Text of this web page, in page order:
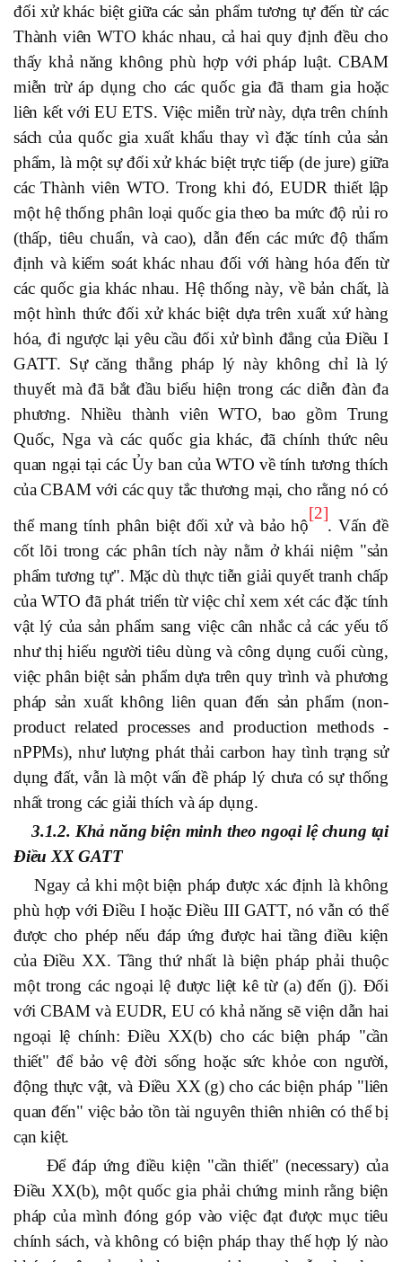
đối xử khác biệt giữa các sản phẩm tương tự đến từ các
Thành viên WTO khác nhau, cả hai quy định đều cho
thấy khả năng không phù hợp với pháp luật. CBAM
miễn trừ áp dụng cho các quốc gia đã tham gia hoặc
liên kết với EU ETS. Việc miễn trừ này, dựa trên chính
sách của quốc gia xuất khẩu thay vì đặc tính của sản
phẩm, là một sự đối xử khác biệt trực tiếp (de jure) giữa
các Thành viên WTO. Trong khi đó, EUDR thiết lập
một hệ thống phân loại quốc gia theo ba mức độ rủi ro
(thấp, tiêu chuẩn, và cao), dẫn đến các mức độ thẩm
định và kiểm soát khác nhau đối với hàng hóa đến từ
các quốc gia khác nhau. Hệ thống này, về bản chất, là
một hình thức đối xử khác biệt dựa trên xuất xứ hàng
hóa, đi ngược lại yêu cầu đối xử bình đẳng của Điều I
GATT. Sự căng thẳng pháp lý này không chỉ là lý
thuyết mà đã bắt đầu biểu hiện trong các diễn đàn đa
phương. Nhiều thành viên WTO, bao gồm Trung
Quốc, Nga và các quốc gia khác, đã chính thức nêu
quan ngại tại các Ủy ban của WTO về tính tương thích
của CBAM với các quy tắc thương mại, cho rằng nó có
thể mang tính phân biệt đối xử và bảo hộ
[2]
. Vấn đề
cốt lõi trong các phân tích này nằm ở khái niệm "sản
phẩm tương tự". Mặc dù thực tiễn giải quyết tranh chấp
của WTO đã phát triển từ việc chỉ xem xét các đặc tính
vật lý của sản phẩm sang việc cân nhắc cả các yếu tố
như thị hiếu người tiêu dùng và công dụng cuối cùng,
việc phân biệt sản phẩm dựa trên quy trình và phương
pháp sản xuất không liên quan đến sản phẩm (non-
product related processes and production methods -
nPPMs), như lượng phát thải carbon hay tình trạng sử
dụng đất, vẫn là một vấn đề pháp lý chưa có sự thống
nhất trong các giải thích và áp dụng.
3.1.2. Khả năng biện minh theo ngoại lệ chung tại
Điều XX GATT
Ngay cả khi một biện pháp được xác định là không
phù hợp với Điều I hoặc Điều III GATT, nó vẫn có thể
được cho phép nếu đáp ứng được hai tầng điều kiện
của Điều XX. Tầng thứ nhất là biện pháp phải thuộc
một trong các ngoại lệ được liệt kê từ (a) đến (j). Đối
với CBAM và EUDR, EU có khả năng sẽ viện dẫn hai
ngoại lệ chính: Điều XX(b) cho các biện pháp "cần
thiết" để bảo vệ đời sống hoặc sức khỏe con người,
động thực vật, và Điều XX (g) cho các biện pháp "liên
quan đến" việc bảo tồn tài nguyên thiên nhiên có thể bị
cạn kiệt.
Để đáp ứng điều kiện "cần thiết" (necessary) của
Điều XX(b), một quốc gia phải chứng minh rằng biện
pháp của mình đóng góp vào việc đạt được mục tiêu
chính sách, và không có biện pháp thay thế hợp lý nào